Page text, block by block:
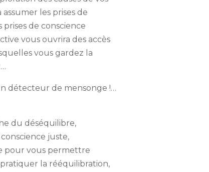
les prises de
de conscience
vous ouvrira des accès
vous gardez la
détecteur de mensonge !…
du déséquilibre,
juste,
pour vous permettre
la rééquilibration,